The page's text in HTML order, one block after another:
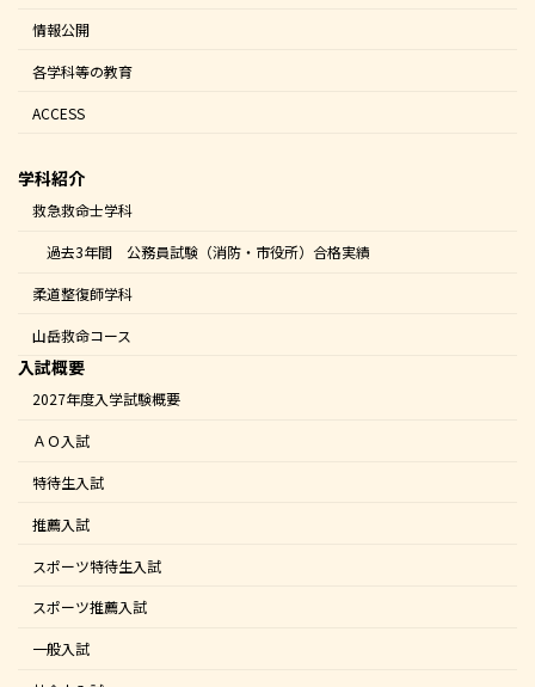
情報公開
各学科等の教育
ACCESS
学科紹介
救急救命士学科
過去3年間 公務員試験（消防・市役所）合格実績
柔道整復師学科
山岳救命コース
入試概要
2027年度入学試験概要
ＡＯ入試
特待生入試
推薦入試
スポーツ特待生入試
スポーツ推薦入試
一般入試